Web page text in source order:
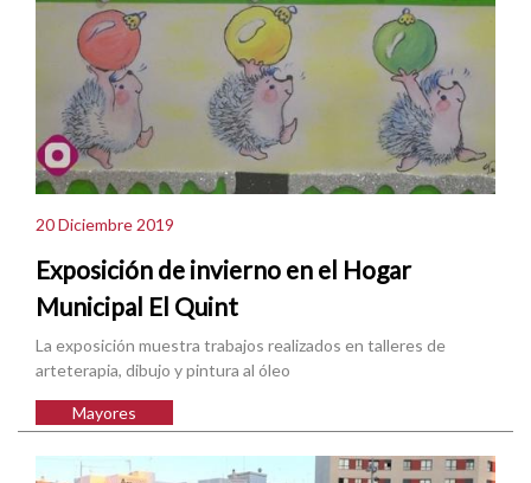
20 Diciembre 2019
Exposición de invierno en el Hogar
Municipal El Quint
La exposición muestra trabajos realizados en talleres de
arteterapia, dibujo y pintura al óleo
Mayores